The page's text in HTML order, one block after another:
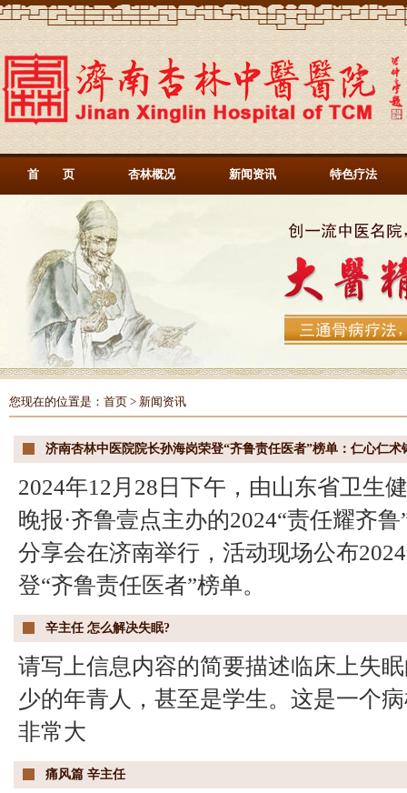
首 页 杏林概况 新闻资讯 特色疗法
您现在的位置是： 首页 > 新闻资讯
济南杏林中医院院长孙海岗荣登“齐鲁责任医者”榜单：仁心仁
2024年12月28日下午，由山东省卫生
晚报·齐鲁壹点主办的2024“责任耀齐
分享会在济南举行，活动现场公布
登“齐鲁责任医者”榜单。
辛主任 怎么解决失眠?
请写上信息内容的简要描述临床上失
少的年青人，甚至是学生。这是一个
非常大
痛风篇 辛主任